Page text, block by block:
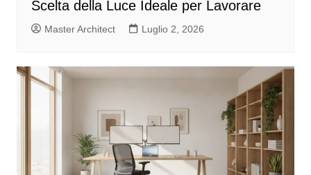
Scelta della Luce Ideale per Lavorare
Master Architect Luglio 2, 2026